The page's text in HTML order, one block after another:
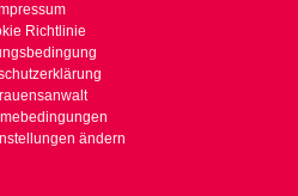
Richtlinie
ändern